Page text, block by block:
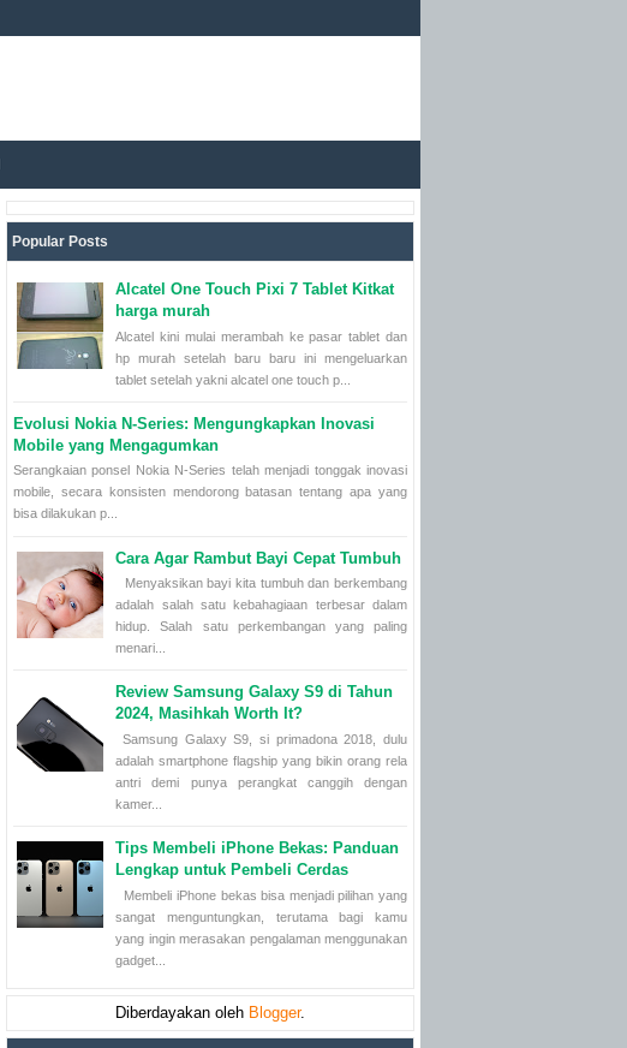
Popular Posts
Alcatel One Touch Pixi 7 Tablet Kitkat
harga murah
Alcatel kini mulai merambah ke pasar tablet dan
hp murah setelah baru baru ini mengeluarkan
tablet setelah yakni alcatel one touch p...
Evolusi Nokia N-Series: Mengungkapkan Inovasi
Mobile yang Mengagumkan
Serangkaian ponsel Nokia N-Series telah menjadi tonggak inovasi
mobile, secara konsisten mendorong batasan tentang apa yang
bisa dilakukan p...
Cara Agar Rambut Bayi Cepat Tumbuh
Menyaksikan bayi kita tumbuh dan berkembang
adalah salah satu kebahagiaan terbesar dalam
hidup. Salah satu perkembangan yang paling
menari...
Review Samsung Galaxy S9 di Tahun
2024, Masihkah Worth It?
Samsung Galaxy S9, si primadona 2018, dulu
adalah smartphone flagship yang bikin orang rela
antri demi punya perangkat canggih dengan
kamer...
Tips Membeli iPhone Bekas: Panduan
Lengkap untuk Pembeli Cerdas
Membeli iPhone bekas bisa menjadi pilihan yang
sangat menguntungkan, terutama bagi kamu
yang ingin merasakan pengalaman menggunakan
gadget...
Diberdayakan oleh Blogger.